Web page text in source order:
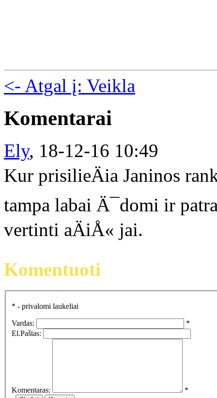
<- Atgal į: Veikla
Komentarai
Ely, 18-12-16 10:49
Kur prisilieÄia Janinos
tampa labai Ä¯domi ir
vertinti aÄiÅ« jai.
Komentuoti
* - privalomi laukeliai
Vardas:
*
El.Paštas:
Komentaras: *